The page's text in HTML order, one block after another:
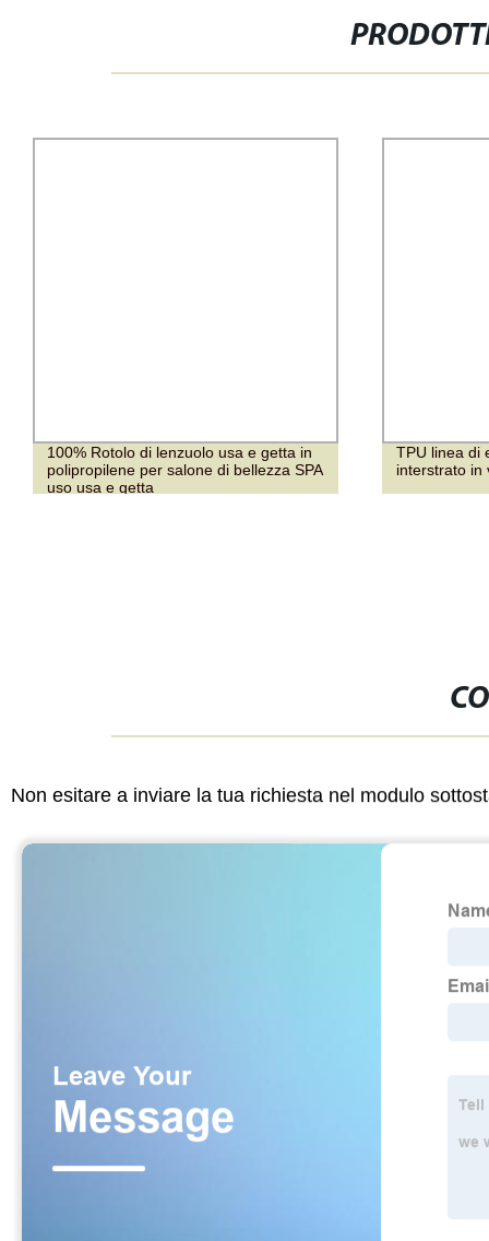
100% Rotolo di lenzuolo usa e getta in
polipropilene per salone di bellezza SPA
uso usa e getta
TPU linea di
interstrato in
Non esitare a inviare la tua richiesta nel modulo